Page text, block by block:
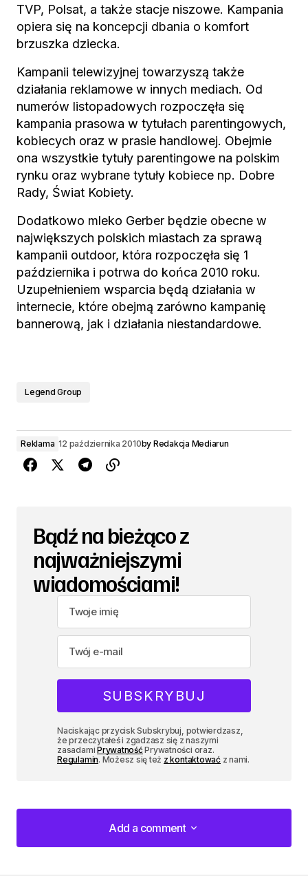
TVP, Polsat, a także stacje niszowe. Kampania
opiera się na koncepcji dbania o komfort
brzuszka dziecka.
Kampanii telewizyjnej towarzyszą także
działania reklamowe w innych mediach. Od
numerów listopadowych rozpoczęła się
kampania prasowa w tytułach parentingowych,
kobiecych oraz w prasie handlowej. Obejmie
ona wszystkie tytuły parentingowe na polskim
rynku oraz wybrane tytuły kobiece np. Dobre
Rady, Świat Kobiety.
Dodatkowo mleko Gerber będzie obecne w
największych polskich miastach za sprawą
kampanii outdoor, która rozpoczęła się 1
października i potrwa do końca 2010 roku.
Uzupełnieniem wsparcia będą działania w
internecie, które obejmą zarówno kampanię
bannerową, jak i działania niestandardowe.
Legend Group
Reklama 12 października 2010by Redakcja Mediarun
Bądź na bieżąco z
najważniejszymi
wiadomościami!
Naciskając przycisk Subskrybuj, potwierdzasz,
że przeczytałeś i zgadzasz się z naszymi
zasadamiPrywatnośćPrywatności oraz.
Regulamin. Możesz się też z kontaktowaćz nami.
Add a comment
Add a comment